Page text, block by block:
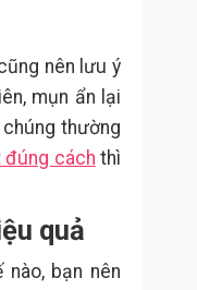
nên lưu ý
mụn ẩn lại
thường
đúng cách thì
quả
bạn nên